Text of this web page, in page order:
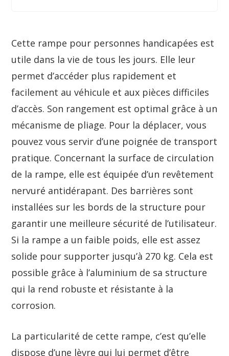
Cette rampe pour personnes handicapées est
utile dans la vie de tous les jours. Elle leur
permet d’accéder plus rapidement et
facilement au véhicule et aux pièces difficiles
d’accès. Son rangement est optimal grâce à un
mécanisme de pliage. Pour la déplacer, vous
pouvez vous servir d’une poignée de transport
pratique. Concernant la surface de circulation
de la rampe, elle est équipée d’un revêtement
nervuré antidérapant. Des barrières sont
installées sur les bords de la structure pour
garantir une meilleure sécurité de l’utilisateur.
Si la rampe a un faible poids, elle est assez
solide pour supporter jusqu’à 270 kg. Cela est
possible grâce à l’aluminium de sa structure
qui la rend robuste et résistante à la
corrosion.
La particularité de cette rampe, c’est qu’elle
dispose d’une lèvre qui lui permet d’être